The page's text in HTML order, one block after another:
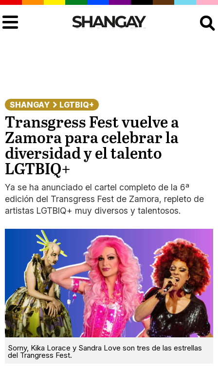
SHANGAY LGTBIQ+
Transgress Fest vuelve a
Zamora para celebrar la
diversidad y el talento
LGTBIQ+
Ya se ha anunciado el cartel completo de la 6ª
edición del Transgress Fest de Zamora, repleto de
artistas LGTBIQ+ muy diversos y talentosos.
Sorny, Kika Lorace y Sandra Love son tres de las estrellas
del Trangress Fest.